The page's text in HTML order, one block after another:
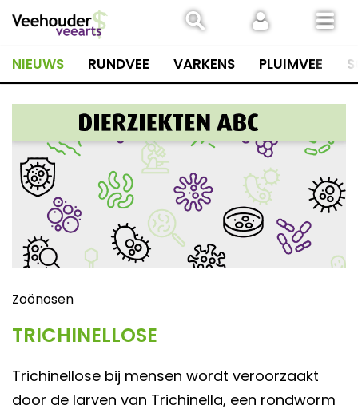
naar
inhoud
NIEUWS RUNDVEE VARKENS PLUIMVEE
Zoönosen
TRICHINELLOSE
Trichinellose bij mensen wordt veroorzaakt
door de larven van Trichinella, een rondworm